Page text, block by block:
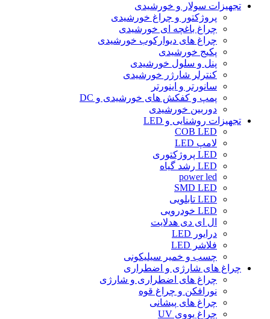
تجهیزات سولار و خورشیدی
پروژکتور و چراغ خورشیدی
چراغ باغچه ای خورشیدی
چراغ های دیوارکوب خورشیدی
پکیج خورشیدی
پنل و سلول خورشیدی
کنترلر شارژر خورشیدی
سانورتر و اینورتر
پمپ و کفکش های خورشیدی و DC
دوربین خورشیدی
تجهیزات روشنایی و LED
COB LED
لامپ LED
LED پروژکتوری
LED رشد گیاه
power led
SMD LED
LED تابلویی
LED خودرویی
ال ای دی هدلایت
درایور LED
فلاشر LED
چسب و خمیر سیلیکونی
چراغ های شارژی و اضطراری
چراغ های اضطراری و شارژی
نورافکن و چراغ قوه
چراغ های پیشانی
چراغ یووی UV